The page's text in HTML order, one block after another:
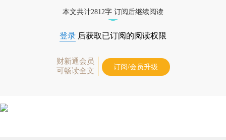
本文共计2812字 订阅后继续阅读
登录 后获取已订阅的阅读权限
财新通会员
可畅读全文
订阅/会员升级